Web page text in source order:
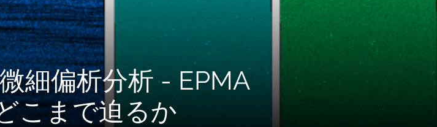
細偏析分析 - EPMA
こまで迫るか